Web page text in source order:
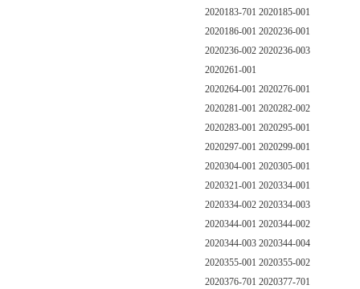
2020183-701 2020185-001
2020186-001 2020236-001
2020236-002 2020236-003
2020261-001
2020264-001 2020276-001
2020281-001 2020282-002
2020283-001 2020295-001
2020297-001 2020299-001
2020304-001 2020305-001
2020321-001 2020334-001
2020334-002 2020334-003
2020344-001 2020344-002
2020344-003 2020344-004
2020355-001 2020355-002
2020376-701 2020377-701